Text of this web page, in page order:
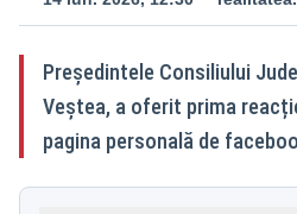
Președintele Consiliului
Veștea, a oferit prima
pagina personală de